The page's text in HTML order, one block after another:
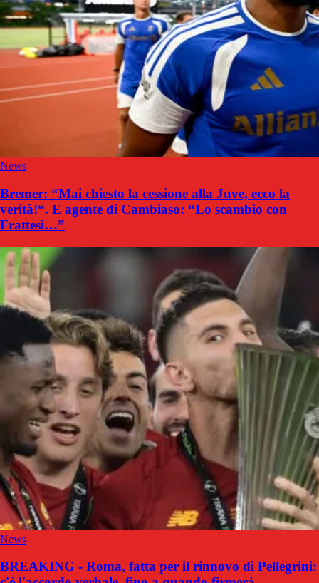
News
Bremer: “Mai chiesto la cessione alla Juve, ecco la
verità!“. E agente di Cambiaso: “Lo scambio con
Frattesi…”
News
BREAKING - Roma, fatta per il rinnovo di Pellegrini: